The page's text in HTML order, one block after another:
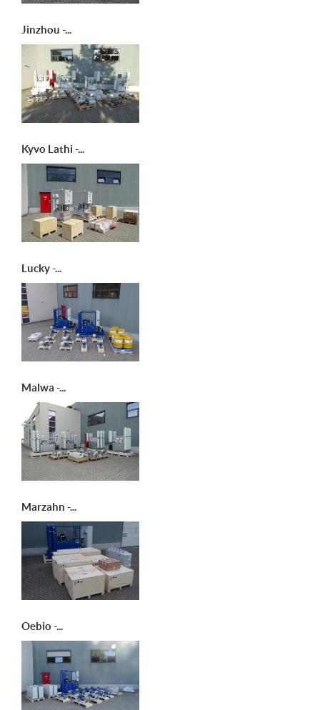
Jinzhou -...
Kyvo Lathi -...
Lucky -...
Malwa -...
Marzahn -...
Oebio -...